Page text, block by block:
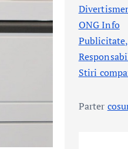
ONG Info
Stiri
Parter